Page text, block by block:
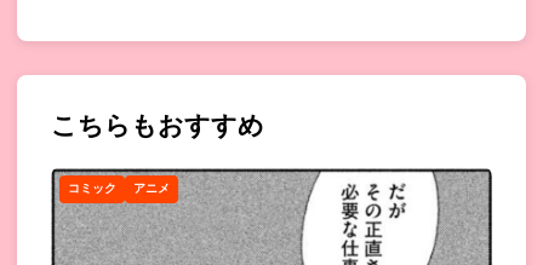
こちらもおすすめ
コミック アニメ